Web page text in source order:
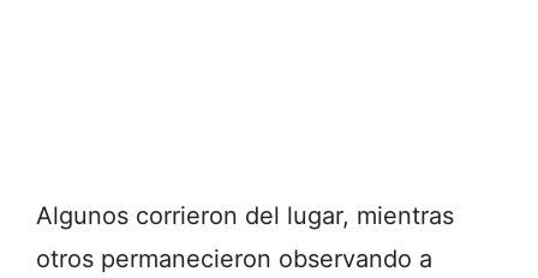
Algunos corrieron del lugar, mientras
otros permanecieron observando a